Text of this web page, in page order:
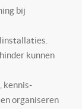
bij
kunnen
kennis-
organiseren